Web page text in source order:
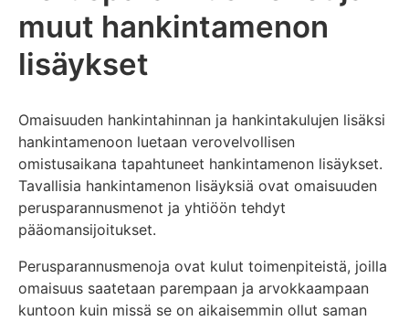
muut hankintamenon
lisäykset
Omaisuuden hankintahinnan ja hankintakulujen lisäksi
hankintamenoon luetaan verovelvollisen
omistusaikana tapahtuneet hankintamenon lisäykset.
Tavallisia hankintamenon lisäyksiä ovat omaisuuden
perusparannusmenot ja yhtiöön tehdyt
pääomansijoitukset.
Perusparannusmenoja ovat kulut toimenpiteistä, joilla
omaisuus saatetaan parempaan ja arvokkaampaan
kuntoon kuin missä se on aikaisemmin ollut saman